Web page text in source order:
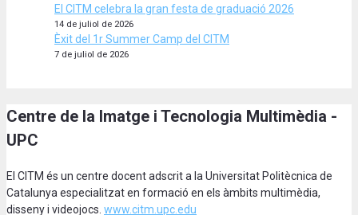
El CITM celebra la gran festa de graduació 2026
14 de juliol de 2026
Èxit del 1r Summer Camp del CITM
7 de juliol de 2026
Centre de la Imatge i Tecnologia Multimèdia -
UPC
El CITM és un centre docent adscrit a la Universitat Politècnica de
Catalunya especialitzat en formació en els àmbits multimèdia,
disseny i videojocs. www.citm.upc.edu